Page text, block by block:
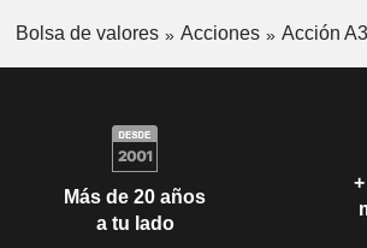
Bolsa de valores Acciones Acción
Más de 20 años
a tu lado